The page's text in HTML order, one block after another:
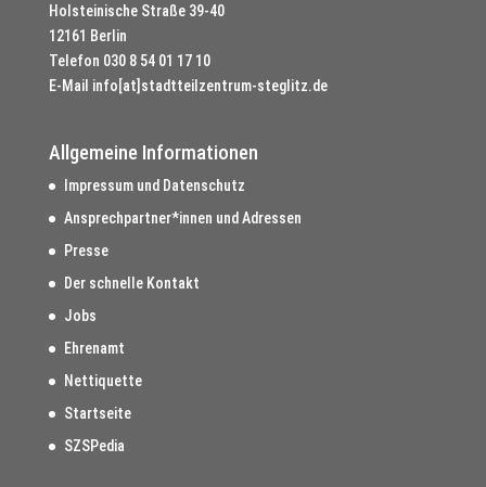
Holsteinische Straße 39-40
12161 Berlin
Telefon 030 8 54 01 17 10
E-Mail info[at]stadtteilzentrum-steglitz.de
Allgemeine Informationen
Impressum und Datenschutz
Ansprechpartner*innen und Adressen
Presse
Der schnelle Kontakt
Jobs
Ehrenamt
Nettiquette
Startseite
SZSPedia